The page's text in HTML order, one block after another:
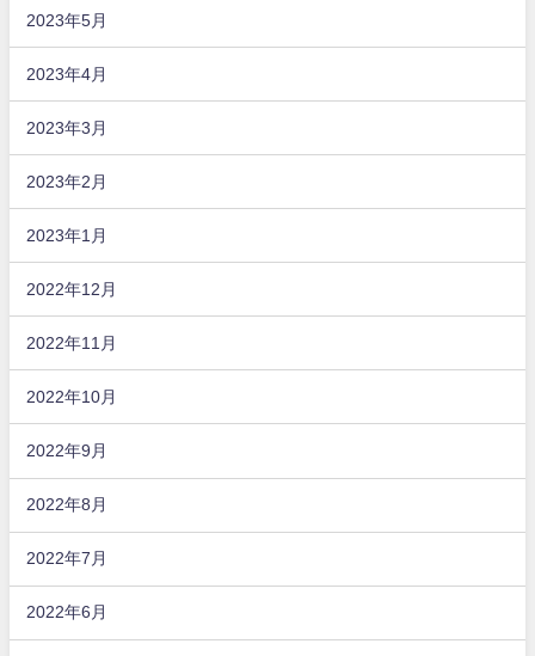
2023年5月
2023年4月
2023年3月
2023年2月
2023年1月
2022年12月
2022年11月
2022年10月
2022年9月
2022年8月
2022年7月
2022年6月